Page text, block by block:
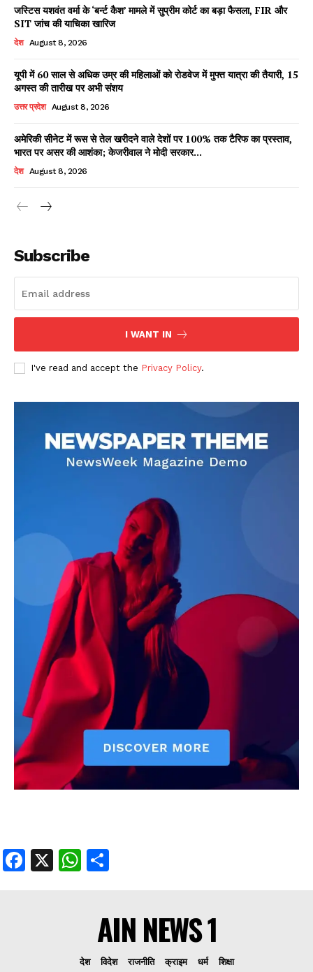
Facebook
X WhatsApp
Share
Read Latest News on AIN
AIN NEWS 1
Contact Us
Privacy Policy
Terms of Use Agreement
Facebook
X WhatsApp
Share
जस्टिस यशवंत वर्मा के ‘बर्न्ट कैश’ मामले में सुप्रीम कोर्ट का बड़ा फैसला, FIR और
SIT जांच की याचिका खारिज
देश August 8, 2026
यूपी में 60 साल से अधिक उम्र की महिलाओं को रोडवेज में मुफ्त यात्रा की तैयारी, 15
अगस्त की तारीख पर अभी संशय
उत्तर प्रदेश August 8, 2026
अमेरिकी सीनेट में रूस से तेल खरीदने वाले देशों पर 100% तक टैरिफ का प्रस्ताव,
भारत पर असर की आशंका; केजरीवाल ने मोदी सरकार...
देश August 8, 2026
Subscribe
I WANT IN
I've read and accept the Privacy Policy.
Facebook
X WhatsApp
AIN NEWS 1
देश विदेश राजनीति क्राइम धर्म शिक्षा